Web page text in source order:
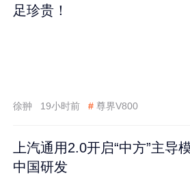
足珍贵！
徐翀 19小时前 # 尊界V800
上汽通用2.0开启“中方”主导
中国研发